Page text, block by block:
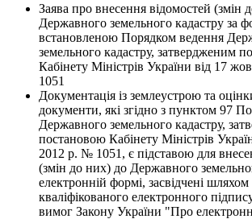
Заява про внесення відомостей (змін
Державного земельного кадастру за
встановленою Порядком ведення
земельного кадастру, затвердженим
Кабінету Міністрів України від 17
1051
Документація із землеустрою та
документи, які згідно з пунктом 97
Державного земельного кадастру,
постановою Кабінету Міністрів
2012 р. № 1051, є підставою для
(змін до них) до Державного
електронній формі, засвідчені
кваліфікованого електронного
вимог Закону України "Про